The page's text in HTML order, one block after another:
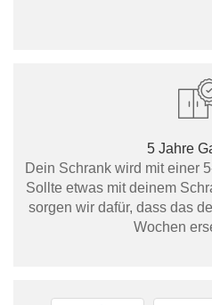
5 Jahre
Dein Schrank wird mit einer
Sollte etwas mit deinem
sorgen wir dafür, dass das
Wochen